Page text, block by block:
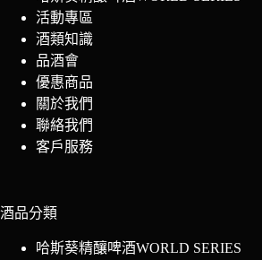
活動專區
酒類知識
品酒會
優惠商品
關於我們
聯絡我們
客戶服務
酒品分類
哈斯葵精釀啤酒WORLD SERIES